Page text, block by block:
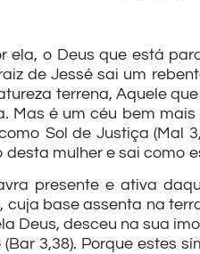
ela, o Deus que está
de Jessé sai um
terrena, Aquele
Mas é um céu bem
Sol de Justiça (Mal
mulher e sai como
presente e ativa
base assenta na
Deus, desceu na sua
3,38). Porque